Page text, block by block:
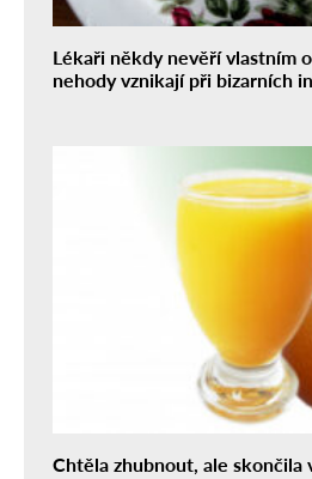
Lékaři někdy nevěří vlastním
nehody vznikají při bizarních
Chtěla zhubnout, ale skončila